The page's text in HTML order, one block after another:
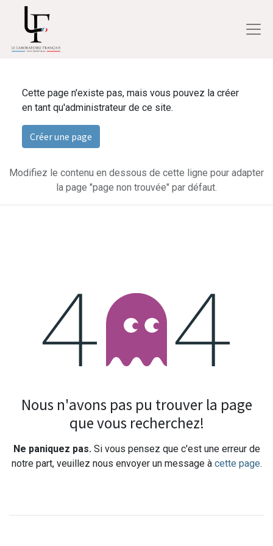
Cette page n'existe pas, mais vous pouvez la créer
en tant qu'administrateur de ce site.
Créer une page
Modifiez le contenu en dessous de cette ligne pour adapter
la page "page non trouvée" par défaut.
Erreur 404
Nous n'avons pas pu trouver la page
que vous recherchez!
Ne paniquez pas.Si vous pensez que c'est une erreur de
notre part, veuillez nous envoyer un message à cette page.